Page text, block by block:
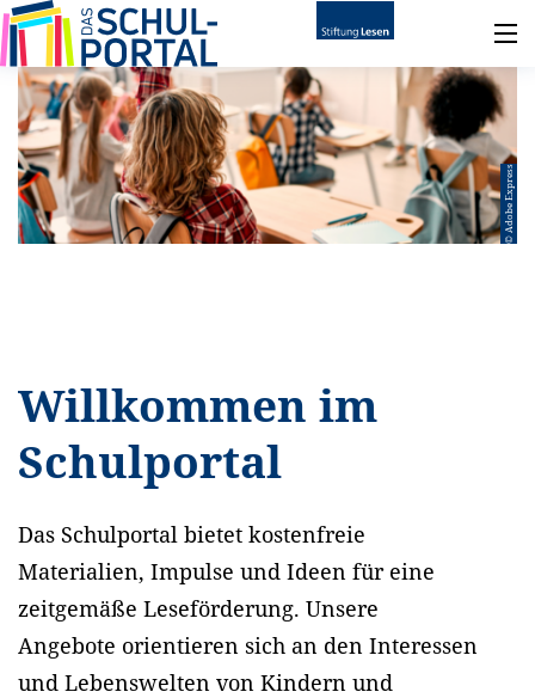
© Adobe Express
Willkommen im
Schulportal
Das Schulportal bietet kostenfreie
Materialien, Impulse und Ideen für eine
zeitgemäße Leseförderung. Unsere
Angebote orientieren sich an den Interessen
und Lebenswelten von Kindern und